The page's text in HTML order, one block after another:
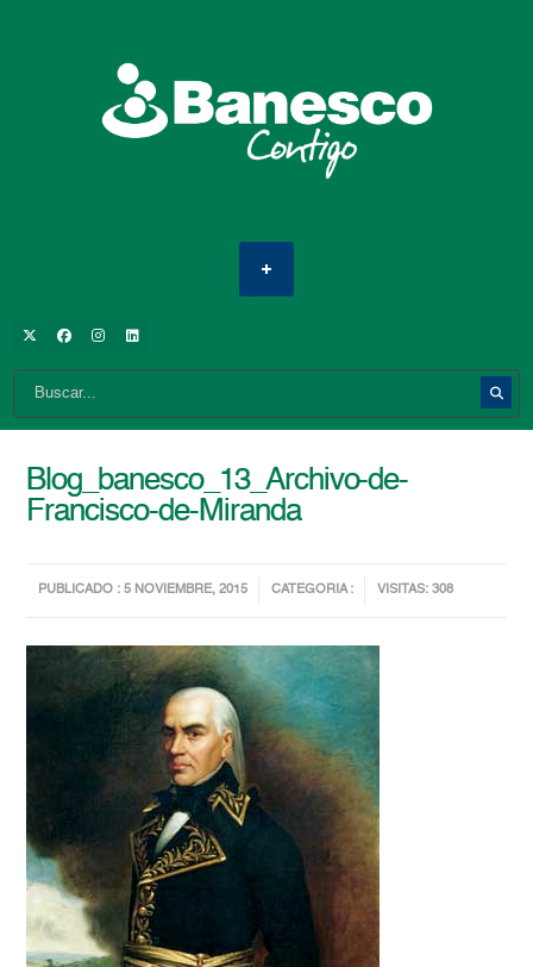
Blog_banesco_13_Archivo-de-
Francisco-de-Miranda
PUBLICADO : 5 NOVIEMBRE, 2015 CATEGORIA : VISITAS: 308